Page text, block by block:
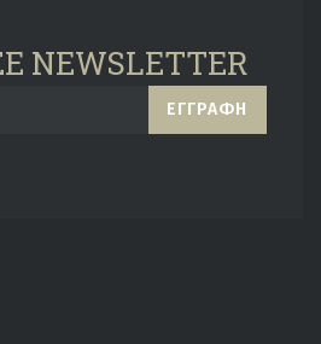
NEWSLETTER
ΕΓΓΡΑΦΉ